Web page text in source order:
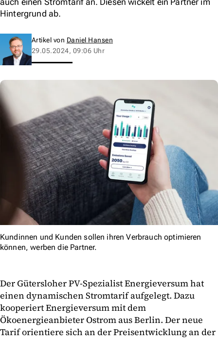
Hintergrund ab.
Artikel von Daniel Hansen
29.05.2024, 09:06 Uhr
Kundinnen und Kunden sollen ihren Verbrauch optimieren
können, werben die Partner.
Der Gütersloher PV-Spezialist Energieversum hat
einen dynamischen Stromtarif aufgelegt. Dazu
kooperiert Energieversum mit dem
Ökoenergieanbieter Ostrom aus Berlin. Der neue
Tarif orientiere sich an der Preisentwicklung an der